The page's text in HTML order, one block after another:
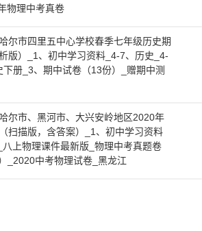
物理中考真卷
尔市四里五中心学校春季七年级历史期
版）_1、初中学习资料_4-7、历史_4-
册_3、期中试卷（13份）_赠期中测
尔市、黑河市、大兴安岭地区2020年
扫描版，含答案）_1、初中学习资料
八上物理课件最新版_物理中考真题卷
_2020中考物理试卷_黑龙江